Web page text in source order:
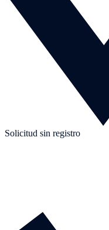
Solicitud sin registro